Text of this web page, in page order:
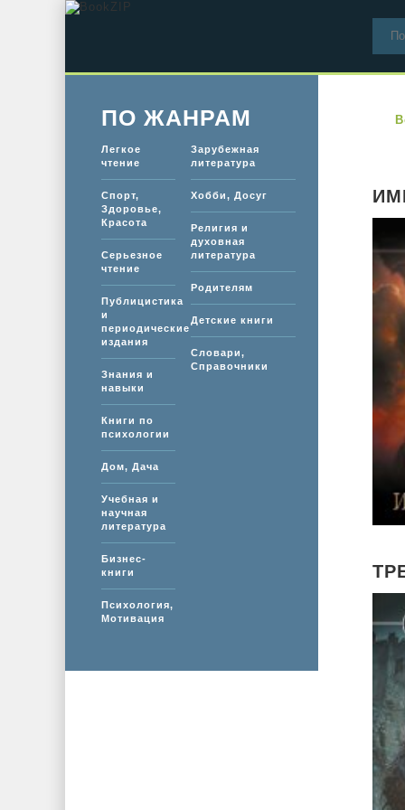
ПО ЖАНРАМ
Легкое
чтение
Спорт,
Здоровье,
Красота
Серьезное
чтение
Публицистика
и
периодические
издания
Знания и
навыки
Книги по
психологии
Дом, Дача
Учебная и
научная
литература
Бизнес-
книги
Психология,
Мотивация
Зарубежная
литература
Хобби, Досуг
Религия и
духовная
литература
Родителям
Детские книги
Словари,
Справочники